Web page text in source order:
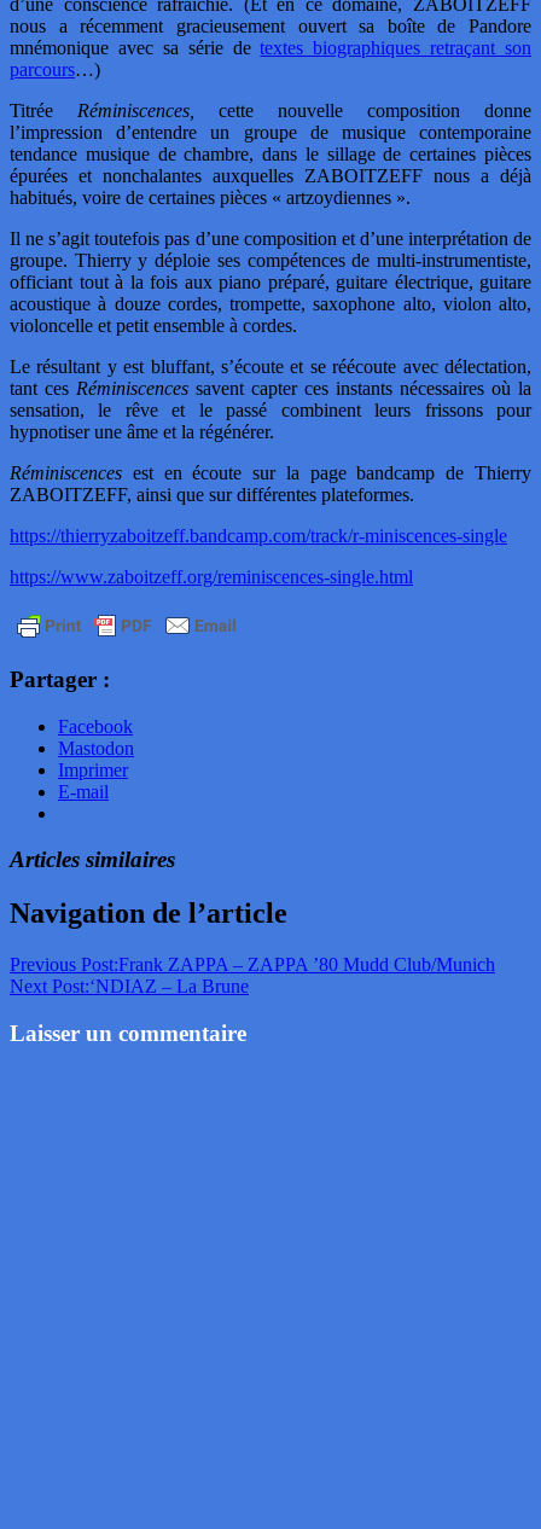
d’une conscience rafraîchie. (Et en ce domaine, ZABOITZEFF
nous a récemment gracieusement ouvert sa boîte de Pandore
mnémonique avec sa série detextes biographiques retraçant son
parcours…)
Titrée Réminiscences,
cette nouvelle composition donne
l’impression d’entendre un groupe de musique contemporaine
tendance musique de chambre, dans le sillage de certaines pièces
épurées et nonchalantes auxquelles ZABOITZEFF nous a déjà
habitués, voire de certaines pièces « artzoydiennes ».
Il ne s’agit toutefois pas d’une composition et d’une interprétation de
groupe. Thierry y déploie ses compétences de multi-instrumentiste,
officiant tout à la fois aux piano préparé, guitare électrique, guitare
acoustique à douze cordes, trompette, saxophone alto, violon alto,
violoncelle et petit ensemble à cordes.
Le résultant y est bluffant, s’écoute et se réécoute avec délectation,
tant ces Réminiscences savent capter ces instants nécessaires où la
sensation, le rêve et le passé combinent leurs frissons pour
hypnotiser une âme et la régénérer.
Réminiscences est en écoute sur la page bandcamp de Thierry
ZABOITZEFF, ainsi que sur différentes plateformes.
https://thierryzaboitzeff.bandcamp.com/track/r-miniscences-single
https://www.zaboitzeff.org/reminiscences-single.html
Partager :
Facebook
Mastodon
Imprimer
E-mail
Articles similaires
Navigation de l’article
Previous Post:Frank ZAPPA – ZAPPA ’80 Mudd Club/Munich
Next Post:‘NDIAZ – La Brune
Laisser un commentaire